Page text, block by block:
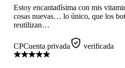
Estoy encantadísima con mis
cosas nuevas… lo único, que los
reutilizan…
CPCuenta privada verificada